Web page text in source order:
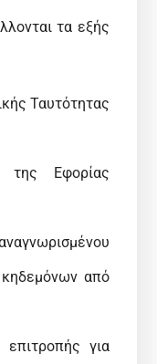
τα εξής
Ταυτότητας
της Εφορίας
από
επιτροπής για